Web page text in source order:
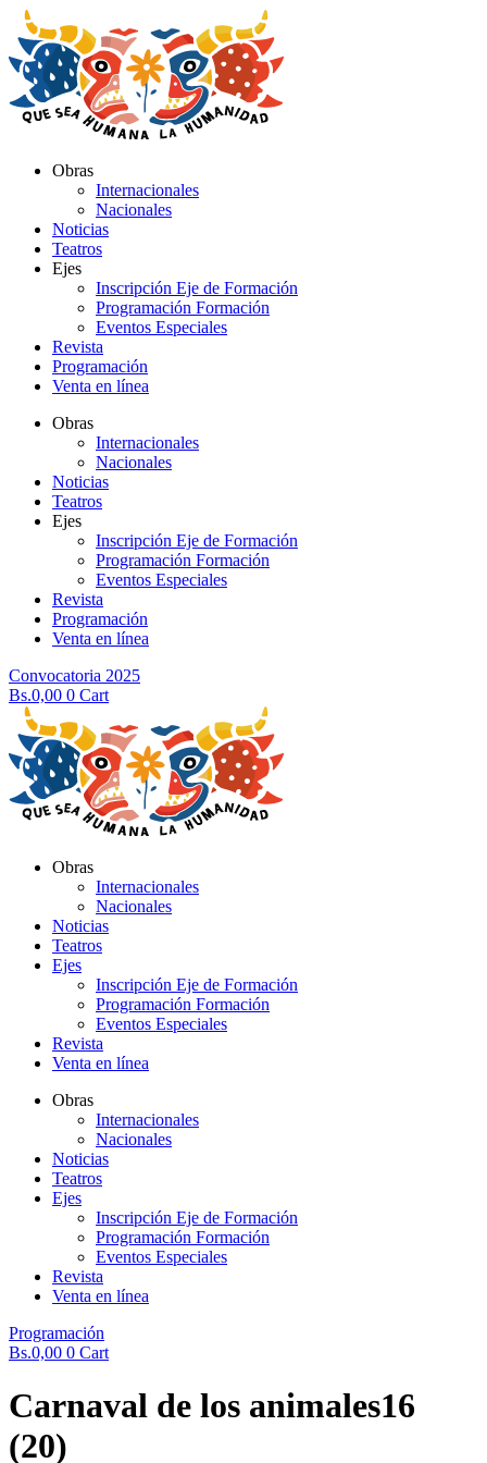
al
contenido
Obras
Internacionales
Nacionales
Noticias
Teatros
Ejes
Inscripción Eje de Formación
Programación Formación
Eventos Especiales
Revista
Programación
Venta en línea
Obras
Internacionales
Nacionales
Noticias
Teatros
Ejes
Inscripción Eje de Formación
Programación Formación
Eventos Especiales
Revista
Programación
Venta en línea
Convocatoria 2025
Bs.0,00 0 Cart
Obras
Internacionales
Nacionales
Noticias
Teatros
Ejes
Inscripción Eje de Formación
Programación Formación
Eventos Especiales
Revista
Venta en línea
Obras
Internacionales
Nacionales
Noticias
Teatros
Ejes
Inscripción Eje de Formación
Programación Formación
Eventos Especiales
Revista
Venta en línea
Programación
Bs.0,00 0 Cart
Carnaval de los animales16
(20)